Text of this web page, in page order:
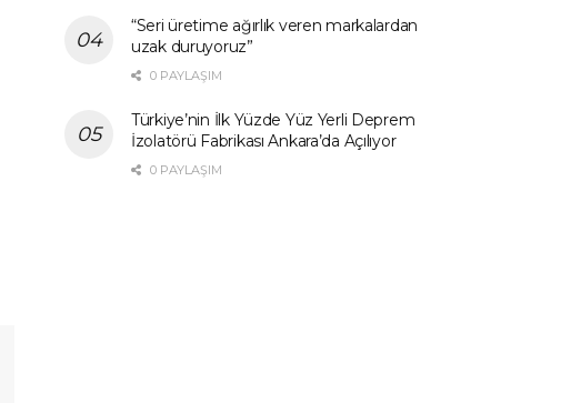
“Seri üretime ağırlık veren markalardan
uzak duruyoruz”
0 PAYLAŞIM
Türkiye’nin İlk Yüzde Yüz Yerli Deprem
İzolatörü Fabrikası Ankara’da Açılıyor
0 PAYLAŞIM